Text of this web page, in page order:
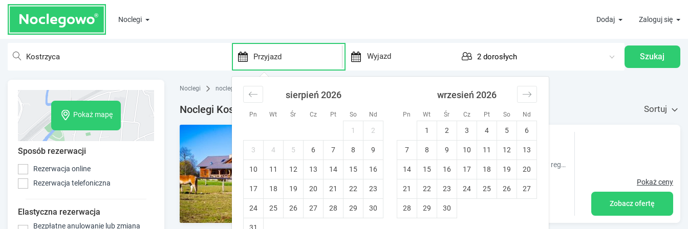
Noclegi Dodaj Zaloguj się
P
e
s
s
d
o
w
n
r
d
w
a
Pn Wt Śr Cz Pt So Nd Pn Wt Śr Cz Pt So Nd
sierpień 2026
1 2
3 4 5 6 7 8 9
10 11 12 13 14 15 16
17 18 19 20 21 22 23
24 25 26 27 28 29 30
wrzesień 2026
1 2 3 4 5 6
7 8 9 10 11 12 13
14 15 16 17 18 19 20
21 22 23 24 25 26 27
28 29 30
Szukaj
Pokaż mapę
Sposób rezerwacji
Rezerwacja online
Rezerwacja telefoniczna
Elastyczna rezerwacja
Bezpłatne anulowanie lub zmiana
Noclegi noclegi Dolny Śląsk
Noclegi Kostrzyca Sortuj
Karkonoskie Siodło
Kostrzyca
Obiekt Karkonoskie Siodło położony jest w miejscowości Kostrzyca w regionie dolnośląskie i oferuje bezpłatne Wi-Fi, plac zabaw, sezonowy odkryt
Pokaż ceny
Zobacz ofertę